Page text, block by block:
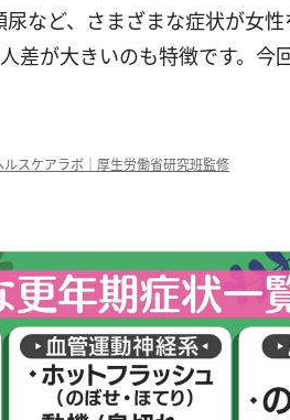
など、さまざまな症状が女
差が大きいのも特徴です。今
スケアラボ｜厚生労働省研究班監修